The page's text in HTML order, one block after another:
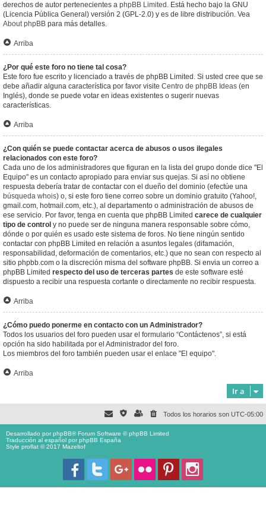
derechos de autor pertenecientes a phpBB Limited . Está hecho bajo la GNU
(Licencia Pública General) versión 2 (GPL-2.0) y es de libre distribución. Vea
About phpBB para más detalles.
Arriba
¿Por qué este foro no tiene tal cosa?
Este foro fue escrito y licenciado a través de phpBB Limited. Si usted cree que se
debe añadir alguna característica por favor visite Centro de phpBB Ideas (en
Inglés), donde se puede votar en ideas existentes o sugerir nuevas
características.
Arriba
¿Con quién se puede contactar acerca de abusos o usos ilegales
relacionados con este foro?
Cada uno de los administradores que figuran en la lista del grupo donde dice "El
Equipo" es un contacto apropiado para enviar sus quejas. Si así no obtiene
respuesta debería tratar de contactar con el dueño del dominio (efectúe una
búsqueda whois) o, si este foro tiene correo sobre un dominio gratuito (Yahoo!,
gmail.com, hotmail.com, etc.), al departamento o administración de abusos de
ese servicio. Por favor, tenga en cuenta que phpBB Limited carece de cualquier
tipo de control y no puede ser de ninguna manera responsable sobre cómo,
dónde o por quién es usado este sistema de foros. No tiene ningún sentido
contactar con phpBB Limited en relación a asuntos legales (difamación,
responsabilidad, deformación de comentarios, etc.) que no sean con respecto al
sitio phpbb.com o la discreción misma del software phpBB. Si envia un correo a
phpBB Limited respecto del uso de terceras partes de este software esté
dispuesto a recibir una respuesta cortante o directamente no recibir respuesta.
Arriba
¿Cómo puedo ponerme en contacto con un Administrador?
Todos los usuarios del foro pueden usar el formulario “Contáctenos”, si está
opción ha sido habilitada por el Administrador del foro.
Los miembros del foro también pueden usar el enlace "El equipo".
Arriba
Ir a
Todos los horarios son UTC-05:00
Desarrollado porphpBB® Forum Software © phpBB Limited
Traducción al español porphpBB España
Style proflat © 2017 Mazeltof